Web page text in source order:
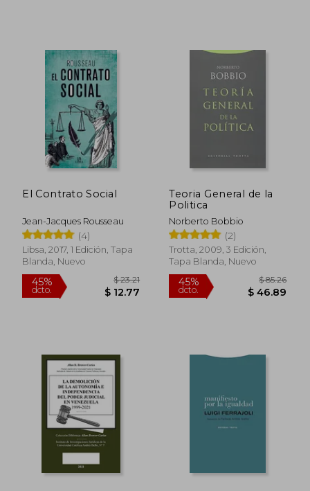
45%
dcto.
$ 53.15 45%
dcto.
El Contrato Social
Jean-Jacques Rousseau
(4)
Libsa, 2017, 1 Edición, Tapa
Blanda, Nuevo
Teoria General de la
Politica
Norberto Bobbio
(2)
Trotta, 2009, 3 Edición,
Tapa Blanda, Nuevo